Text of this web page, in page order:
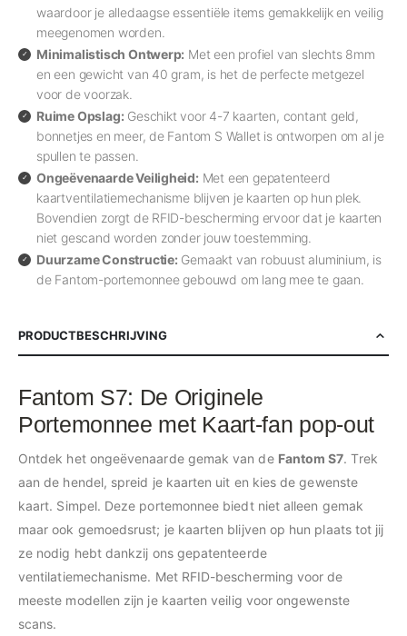
waardoor je alledaagse essentiële items gemakkelijk en veilig
meegenomen worden.
Minimalistisch Ontwerp: Met een profiel van slechts 8mm
en een gewicht van 40 gram, is het de perfecte metgezel
voor de voorzak.
Ruime Opslag: Geschikt voor 4-7 kaarten, contant geld,
bonnetjes en meer, de Fantom S Wallet is ontworpen om al je
spullen te passen.
Ongeëvenaarde Veiligheid: Met een gepatenteerd
kaartventilatiemechanisme blijven je kaarten op hun plek.
Bovendien zorgt de RFID-bescherming ervoor dat je kaarten
niet gescand worden zonder jouw toestemming.
Duurzame Constructie: Gemaakt van robuust aluminium, is
de Fantom-portemonnee gebouwd om lang mee te gaan.
PRODUCTBESCHRIJVING
Fantom S7: De Originele
Portemonnee met Kaart-fan pop-out
Ontdek het ongeëvenaarde gemak van de Fantom S7. Trek
aan de hendel, spreid je kaarten uit en kies de gewenste
kaart. Simpel. Deze portemonnee biedt niet alleen gemak
maar ook gemoedsrust; je kaarten blijven op hun plaats tot jij
ze nodig hebt dankzij ons gepatenteerde
ventilatiemechanisme. Met RFID-bescherming voor de
meeste modellen zijn je kaarten veilig voor ongewenste
scans.